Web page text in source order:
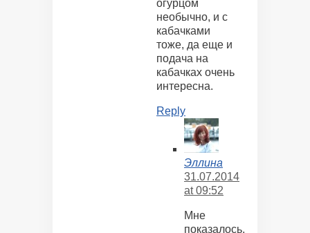
огурцом
необычно, и с
кабачками
тоже, да еще и
подача на
кабачках очень
интересна.
Reply
Эллина
31.07.2014
at 09:52
Мне
показалось,